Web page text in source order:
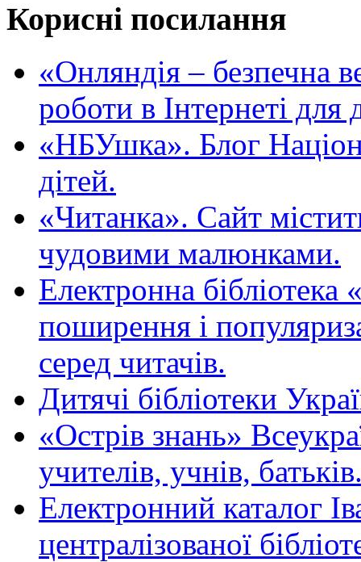
Корисні посилання
«Oнляндія – безпечна
роботи в Інтернеті для
«НБУшка». Блог
дітей.
«Читанка». Сайт
чудовими малюнками.
Електронна
поширення і
серед читачів.
Дитячі бібліотеки
«Острів знань»
учителів, учнів,
Електронний каталог
централізованої